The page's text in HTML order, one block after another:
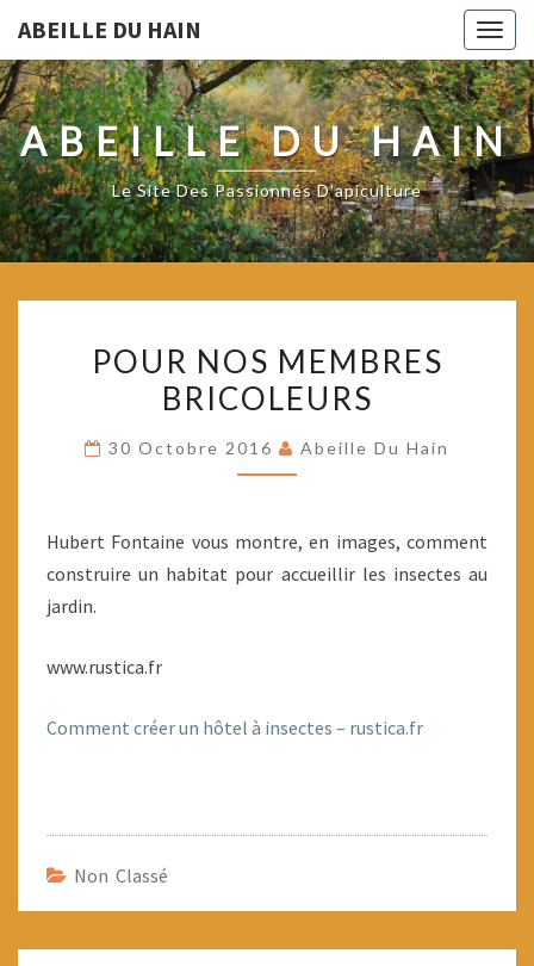
ABEILLE DU HAIN
ABEILLE DU HAIN
Le Site Des Passionnés D'apiculture
NOS
MEMBRES
POUR NOS MEMBRES
BRICOLEURS
30 Octobre 2016 Abeille Du Hain
Hubert Fontaine vous montre, en images, comment
construire un habitat pour accueillir les insectes au
jardin.
www.rustica.fr
Comment créer un hôtel à insectes – rustica.fr
Non Classé